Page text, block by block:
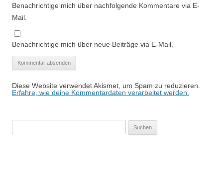
Benachrichtige mich über nachfolgende Kommentare via E-
Mail.
Benachrichtige mich über neue Beiträge via E-Mail.
Diese Website verwendet Akismet, um Spam zu reduzieren.
Erfahre, wie deine Kommentardaten verarbeitet werden.